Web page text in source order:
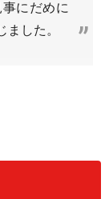
にだめに
した。